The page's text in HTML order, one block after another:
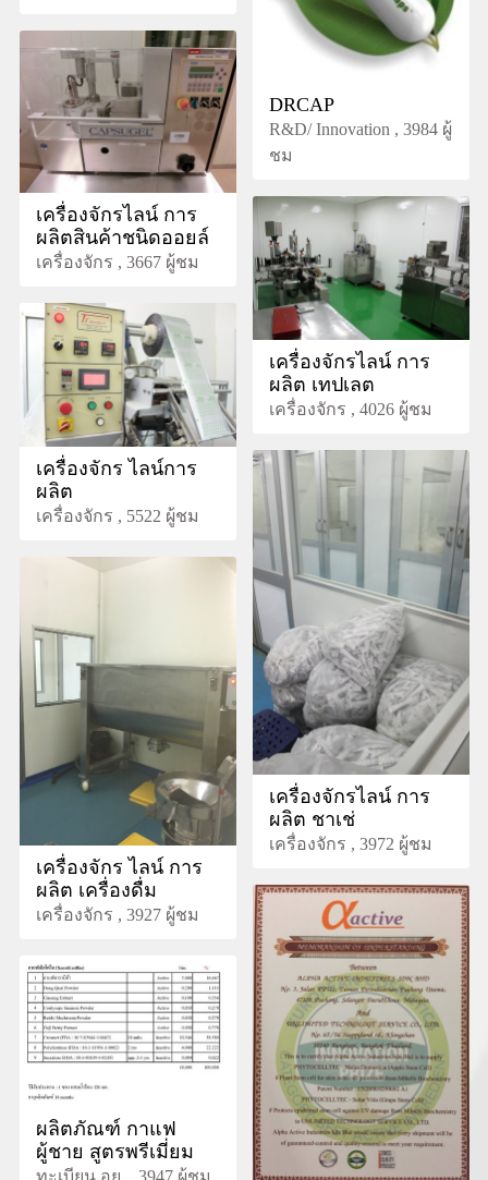
DRCAP
R&D/ Innovation , 3984 ผู้
ชม
เครื่องจักรไลน์ การ
ผลิตสินค้าชนิดออยล์
เครื่องจักร , 3667 ผู้ชม
เครื่องจักรไลน์ การ
ผลิต เทปเลต
เครื่องจักร , 4026 ผู้ชม
เครื่องจักร ไลน์การ
ผลิต
เครื่องจักร , 5522 ผู้ชม
เครื่องจักรไลน์ การ
ผลิต ชาเช่
เครื่องจักร , 3972 ผู้ชม
เครื่องจักร ไลน์ การ
ผลิต เครื่องดื่ม
เครื่องจักร , 3927 ผู้ชม
ผลิตภัณฑ์ กาแฟ
ผู้ชาย สูตรพรีเมี่ยม
ทะเบียน อย. , 3947 ผู้ชม